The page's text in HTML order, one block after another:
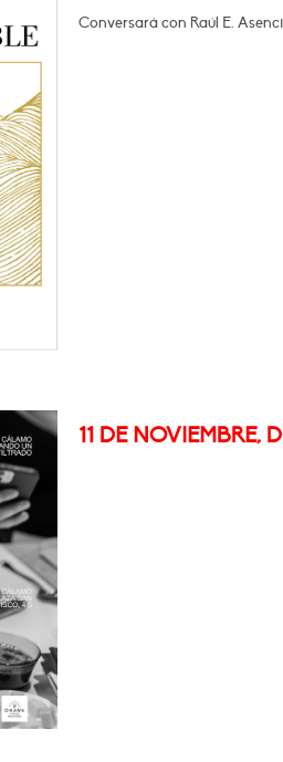
Conversará con Raúl E.
11 DE NOVIEMBRE,